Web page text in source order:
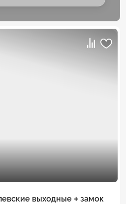
выходные + замок